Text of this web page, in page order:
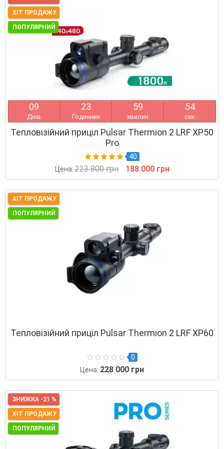
ХІТ ПРОДАЖУ
ПОПУЛЯРНИЙ
09
Днів
23
Годинник
59
хвилин
53
сек
Тепловізійний приціл Pulsar Thermion 2 LRF XP50
Pro
40
Цена:223 800 грн 188 000 грн
ХІТ ПРОДАЖУ
ПОПУЛЯРНИЙ
Тепловізійний приціл Pulsar Thermion 2 LRF XP60
0
Цена: 228 000 грн
ЗНИЖКА -21 %
ХІТ ПРОДАЖУ
ПОПУЛЯРНИЙ